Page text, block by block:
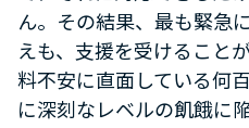
ん。その結果、最も緊急
えも、支援を受けること
料不安に直面している何
に深刻なレベルの飢餓に